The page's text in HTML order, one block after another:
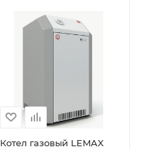
Котел газовый LEMAX